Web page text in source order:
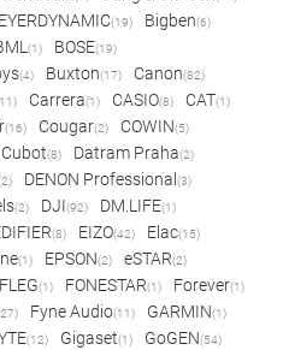
(19) Bigben(6)
(1) BOSE(19)
(4) Buxton(17) Canon(82)
Carrera(1) CASIO(8) CAT(1)
(16) Cougar(2) COWIN(5)
Cubot(8) Datram Praha(2)
DENON Professional (3)
(2) DJI(92) DM.LIFE(1)
(8) EIZO(42) Elac(15)
(1) EPSON(2) eSTAR(2)
FLEG(1) FONESTAR(1) Forever(1)
Fyne Audio(11) GARMIN(1)
(12) Gigaset(1) GoGEN(54)